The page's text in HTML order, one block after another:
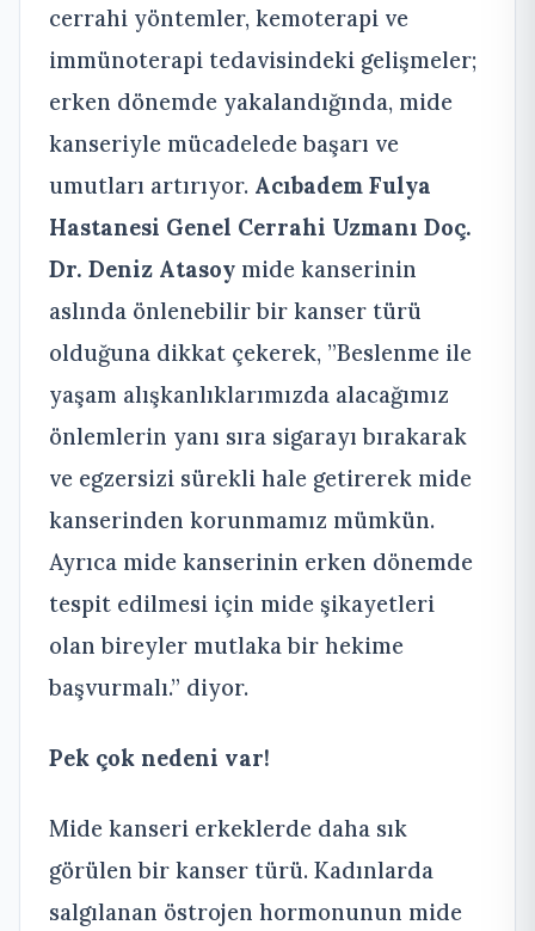
cerrahi yöntemler, kemoterapi ve
immünoterapi tedavisindeki gelişmeler;
erken dönemde yakalandığında, mide
kanseriyle mücadelede başarı ve
umutları artırıyor. Acıbadem Fulya
Hastanesi Genel Cerrahi Uzmanı Doç.
Dr. Deniz Atasoy mide kanserinin
aslında önlenebilir bir kanser türü
olduğuna dikkat çekerek, ”Beslenme ile
yaşam alışkanlıklarımızda alacağımız
önlemlerin yanı sıra sigarayı bırakarak
ve egzersizi sürekli hale getirerek mide
kanserinden korunmamız mümkün.
Ayrıca mide kanserinin erken dönemde
tespit edilmesi için mide şikayetleri
olan bireyler mutlaka bir hekime
başvurmalı.” diyor.
Pek çok nedeni var!
Mide kanseri erkeklerde daha sık
görülen bir kanser türü. Kadınlarda
salgılanan östrojen hormonunun mide